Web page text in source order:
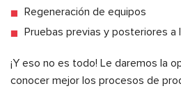
Regeneración de equipos
Pruebas previas y posteriores a
¡Y eso no es todo! Le daremos la
conocer mejor los procesos de